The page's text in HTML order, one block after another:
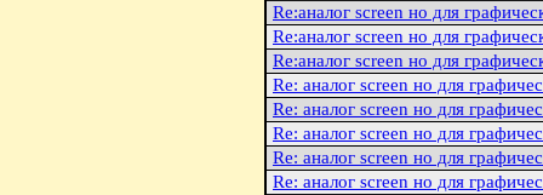
Re:аналог screen но для
Re:аналог screen но для
Re:аналог screen но для
Re: аналог screen но для
Re: аналог screen но для
Re: аналог screen но для
Re: аналог screen но для
Re: аналог screen но для